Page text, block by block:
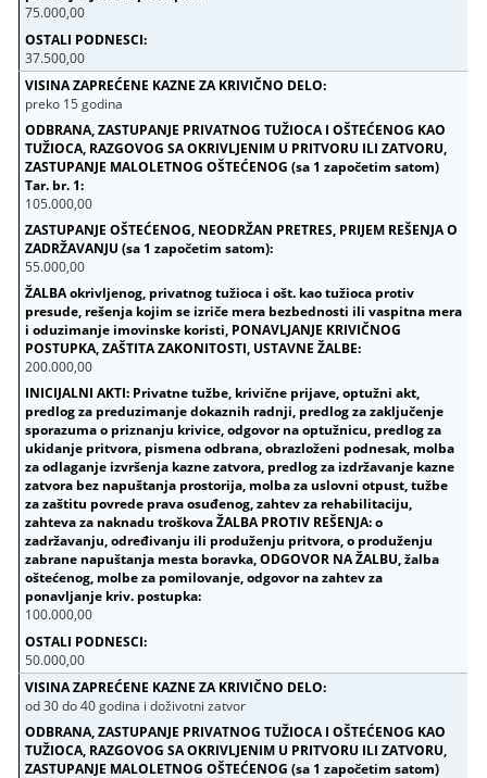
75.000,00
37.500,00
preko 15 godina
105.000,00
55.000,00
200.000,00
100.000,00
50.000,00
od 30 do 40 godina i doživotni zatvor